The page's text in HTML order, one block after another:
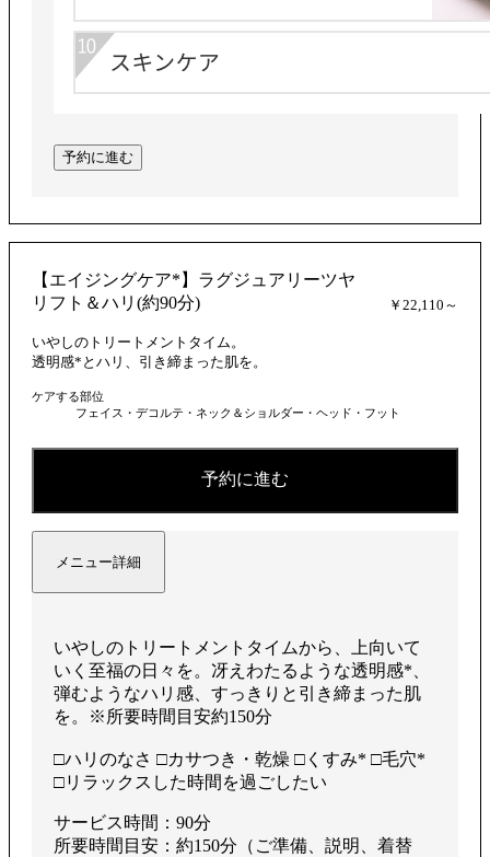
予約に進む
【エイジングケア*】ラグジュアリーツヤ
リフト＆ハリ(約90分)
￥22,110～
いやしのトリートメントタイム。
透明感*とハリ、引き締まった肌を。
ケアする部位
フェイス・デコルテ・ネック＆ショルダー・ヘッド・フット
予約に進む
メニュー詳細
いやしのトリートメントタイムから、上向いて
いく至福の⽇々を。冴えわたるような透明感*、
弾むようなハリ感、すっきりと引き締まった肌
を。※所要時間目安約150分
□ハリのなさ □カサつき・乾燥 □くすみ* □毛穴*
□リラックスした時間を過ごしたい
サービス時間：90分
所要時間目安：約150分（ご準備、説明、着替